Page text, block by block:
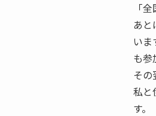
「
あ
いま
も参
そ
私と
す。